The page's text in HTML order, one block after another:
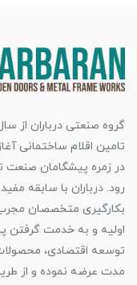
تامین اقلام ساختمانی
در زمره پیشگامان صنعت
رود. درباران با سابقه
بکارگیری متخصصان مجرب
اولیه و به خدمت گرفتن
توسعه اقتصادی، محصولات
مدت عرضه نموده و از